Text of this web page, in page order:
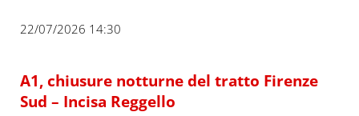
22/07/2026 14:30
A1, chiusure notturne del tratto Firenze
Sud – Incisa Reggello